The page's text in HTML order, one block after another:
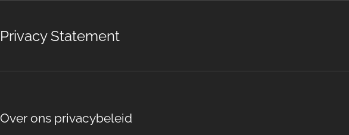
Privacy Statement
Over ons privacybeleid